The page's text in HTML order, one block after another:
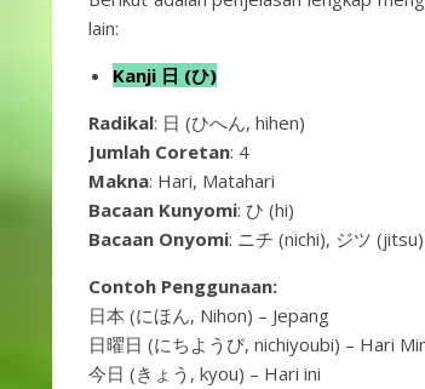
lain:
Kanji 日 (ひ)
Radikal: 日 (ひへん, hihen)
Jumlah Coretan: 4
Makna: Hari, Matahari
Bacaan Kunyomi: ひ (hi)
Bacaan Onyomi: ニチ (nichi), ジツ (jitsu)
Contoh Penggunaan:
日本 (にほん, Nihon) – Jepang
日曜日 (にちようび, nichiyoubi) – Hari
今日 (きょう, kyou) – Hari ini